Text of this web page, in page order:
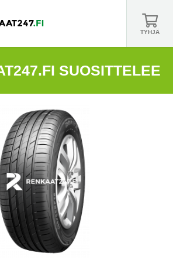
TYHJÄ
SUOSITTELEE